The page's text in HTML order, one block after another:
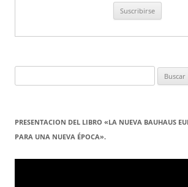
PRESENTACION DEL LIBRO «LA NUEVA BAUHAUS
PARA UNA NUEVA ÉPOCA».